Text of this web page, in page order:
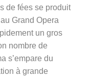
de fées se produit
Grand Opera
un gros
nombre de
s’empare du
à grande